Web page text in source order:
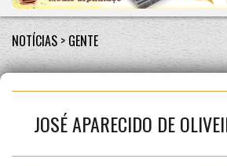
NOTÍCIAS > GENTE
JOSÉ APARECIDO DE